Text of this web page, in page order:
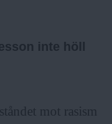
inte höll
mot rasism